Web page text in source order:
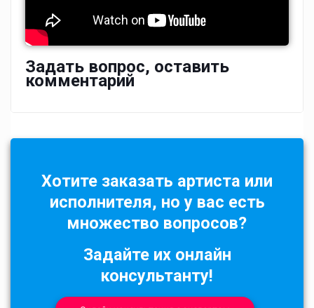
Задать вопрос, оставить
комментарий
Хотите заказать артиста или
исполнителя, но у вас есть
множество вопросов?
Задайте их онлайн
консультанту!